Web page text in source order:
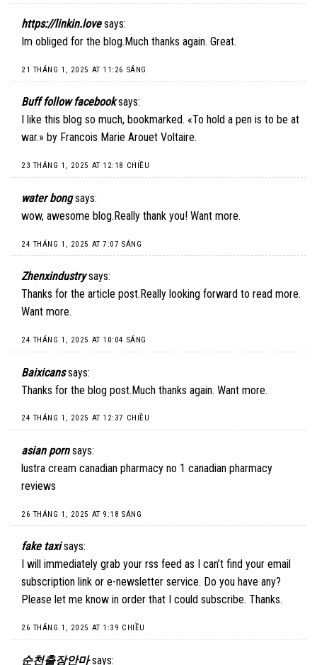
https://linkin.love says:
Im obliged for the blog.Much thanks again. Great.
21 THÁNG 1, 2025 AT 11:26 SÁNG
Buff follow facebook says:
I like this blog so much, bookmarked. «To hold a pen is to be at
war.» by Francois Marie Arouet Voltaire.
23 THÁNG 1, 2025 AT 12:18 CHIỀU
water bong says:
wow, awesome blog.Really thank you! Want more.
24 THÁNG 1, 2025 AT 7:07 SÁNG
Zhenxindustry says:
Thanks for the article post.Really looking forward to read more.
Want more.
24 THÁNG 1, 2025 AT 10:04 SÁNG
Baixicans says:
Thanks for the blog post.Much thanks again. Want more.
24 THÁNG 1, 2025 AT 12:37 CHIỀU
asian porn says:
lustra cream canadian pharmacy no 1 canadian pharmacy
reviews
26 THÁNG 1, 2025 AT 9:18 SÁNG
fake taxi says:
I will immediately grab your rss feed as I can’t find your email
subscription link or e-newsletter service. Do you have any?
Please let me know in order that I could subscribe. Thanks.
26 THÁNG 1, 2025 AT 1:39 CHIỀU
순천출장안마 says: